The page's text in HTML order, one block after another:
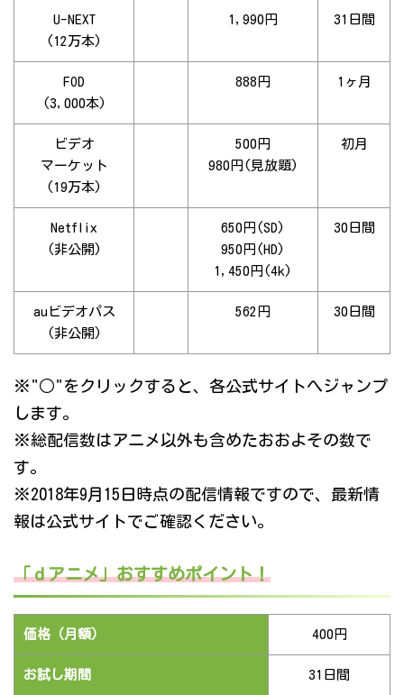
U-NEXT
(12万本)
1,990円 31日間
FOD
(3,000本)
888円 1ヶ月
ビデオ
マーケット
(19万本)
500円
980円(見放題)
初月
Netflix
(非公開)
650円(SD)
950円(HD)
1,450円(4k)
30日間
auビデオパス
(非公開)
562円 30日間
※"○"をクリックすると、各公式サイトへジャンプ
します。
※総配信数はアニメ以外も含めたおおよその数で
す。
※2018年9月15日時点の配信情報ですので、最新情
報は公式サイトでご確認ください。
「ｄアニメ」おすすめポイント！
価格（月額） 400円
お試し期間 31日間